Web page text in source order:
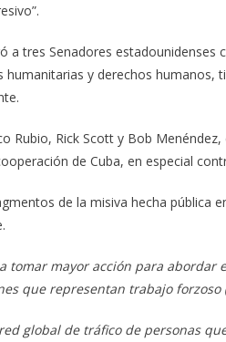
a tres Senadores estadounidenses
y derechos humanos,
Rubio, Rick Scott y Bob Menéndez,
de Cuba, en especial
de la misiva hecha pública
tomar mayor acción para abordar
que representan trabajo forzoso
global de tráfico de personas